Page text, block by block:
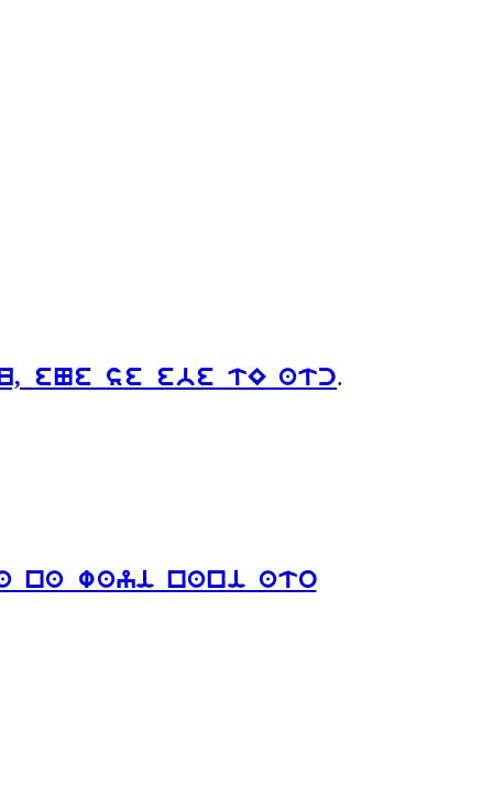
eNe se ebe tE atc.
na wayi nani ato